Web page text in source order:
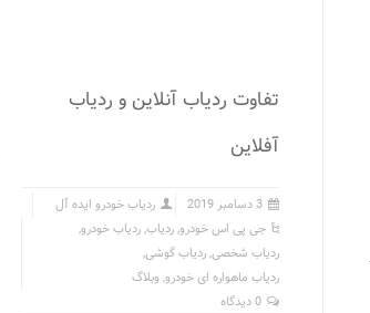
تفاوت ردیاب آنلاین و ردیاب
آفلاین
3 دسامبر 2019
ردیاب خودرو ایده آل
جی پی اس خودرو,ردیاب,ردیاب خودرو,
ردیاب شخصی,ردیاب گوشی,
ردیاب ماهواره ای خودرو, وبلاگ
0 دیدگاه